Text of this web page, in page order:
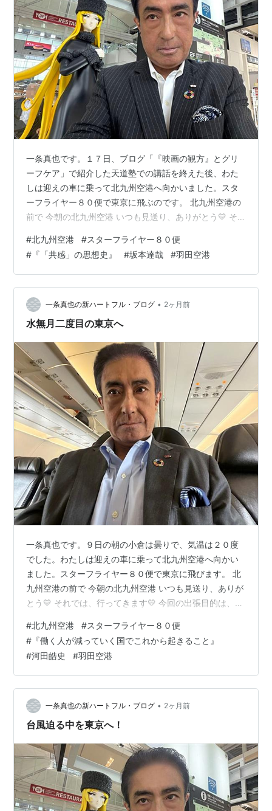
一条真也です。１７日、ブログ「『映画の観方』とグリ
ーフケア」で紹介した天道塾での講話を終えた後、わた
しは迎えの車に乗って北九州空港へ向かいました。スタ
ーフライヤー８０便で東京に飛ぶのです。 北九州空港の
前で 今朝の北九州空港 いつも見送り、ありがとう💛 そ
める一般財団法人 冠婚葬祭文化振興財団の臨時経営会議
への出席がメインです。その他、映画関係者との打ち合
わせ、今年７月に出版予定の人間国宝・十四代 今泉今右
衛門先生との対談本『「かたち」の文化論』（仮題、産
経新聞出版）、１１月に出版予定の『コンパッショナリ
ー・カンパニー』（講談社）、初の歌集『…
#北九州空港 #スターフライヤー８０便
# 『「共感」の思想史』 #坂本達哉 #羽田空港
一条真也の新ハートフル・ブログ • 2ヶ月前
水無月二度目の東京へ
一条真也です。９日の朝の小倉は曇りで、気温は２０度
でした。わたしは迎えの車に乗って北九州空港へ向かい
ました。スターフライヤー８０便で東京に飛びます。 北
九州空港の前で 今朝の北九州空港 いつも見送り、ありが
とう💛 それでは、行ってきます💛 今回の出張目的は、理
委員会の会議に参加すること、社外監査役を務める互助
会保証株式会社の事業再編についての打ち合わせがメイ
ンです。その他、映画プロデューサーとの打ち合わせ、
さらには今年７月に出版予定の人間国宝・十四代 今泉今
右衛門先生との対談本『「こころ」と「かたち」と「う
つわ」』（仮題、産経新聞出版）、１１…
#北九州空港 #スターフライヤー８０便
# 『働く人が減っていく国でこれから起きること』
#河田皓史 #羽田空港
一条真也の新ハートフル・ブログ • 2ヶ月前
台風迫る中を東京へ！